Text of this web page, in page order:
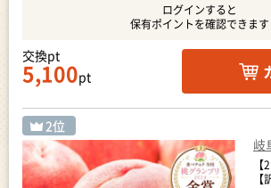
ログインすると
保有ポイントを確認できます
交換pt
5,100pt
岐